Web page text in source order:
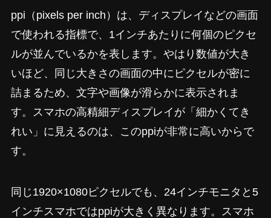
ppi（pixels per inch）は、ディスプレイなどの画面
で使われる指標で、1インチあたりに何個のピクセ
ルが並んでいるかを表します。やはり数値が大き
いほど、同じ大きさの画面の中にピクセルが密に
詰まるため、文字や画像が滑らかに表示されま
す。スマホの高精細ディスプレイが「細かくてき
れい」に見えるのは、このppiが非常に高いからで
す。
同じ1920×1080ピクセルでも、24インチモニタと5
インチスマホではppiが大きく異なります。スマホ